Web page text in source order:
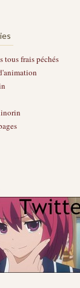
tous frais péchés